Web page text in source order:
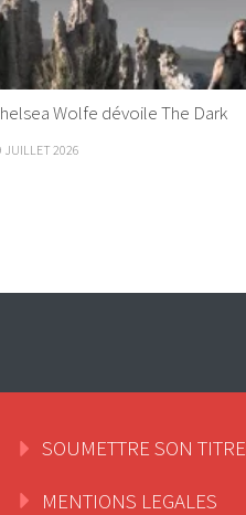
Wolfe dévoile The Dark
JUILLET 2026
SOUMETTRE SON TITRE
MENTIONS LEGALES